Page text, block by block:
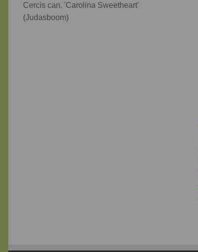
Cercis can. 'Carolina Sweetheart'
(Judasboom)